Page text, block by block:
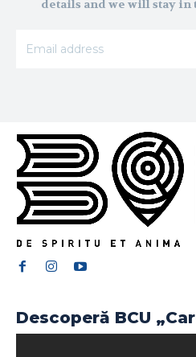
details and we will stay in
Descoperă BCU